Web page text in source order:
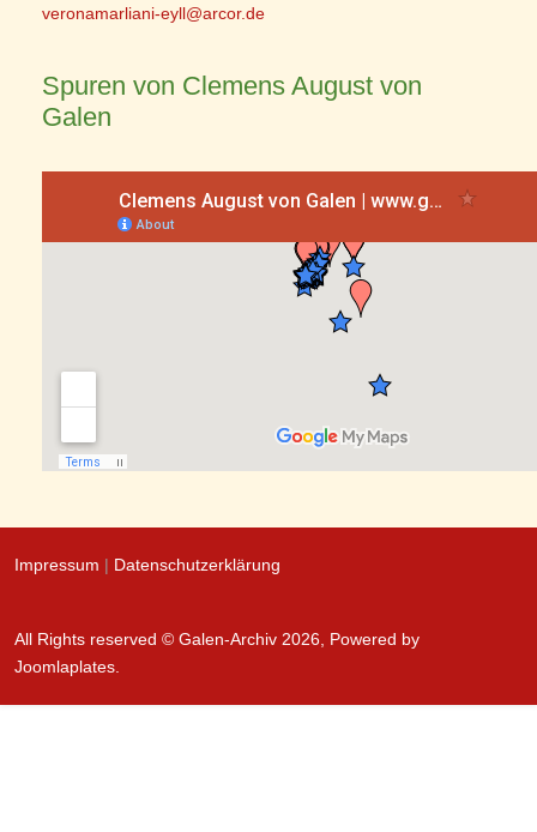
veronamarliani-eyll@arcor.de
Spuren von Clemens August von
Galen
Impressum | Datenschutzerklärung
All Rights reserved © Galen-Archiv 2026, Powered by
Joomlaplates